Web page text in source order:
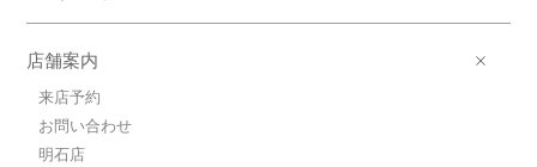
店舗案内
来店予約
お問い合わせ
明石店